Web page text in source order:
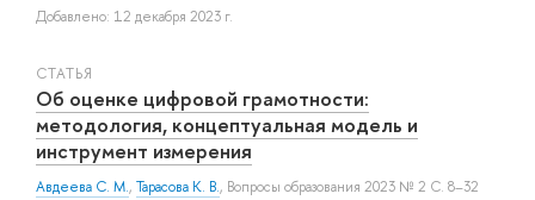
Добавлено: 12 декабря 2023 г.
СТАТЬЯ
Об оценке цифровой грамотности:
методология, концептуальная модель и
инструмент измерения
Авдеева С. М., Тарасова К. В., Вопросы образования 2023 № 2 С. 8–32